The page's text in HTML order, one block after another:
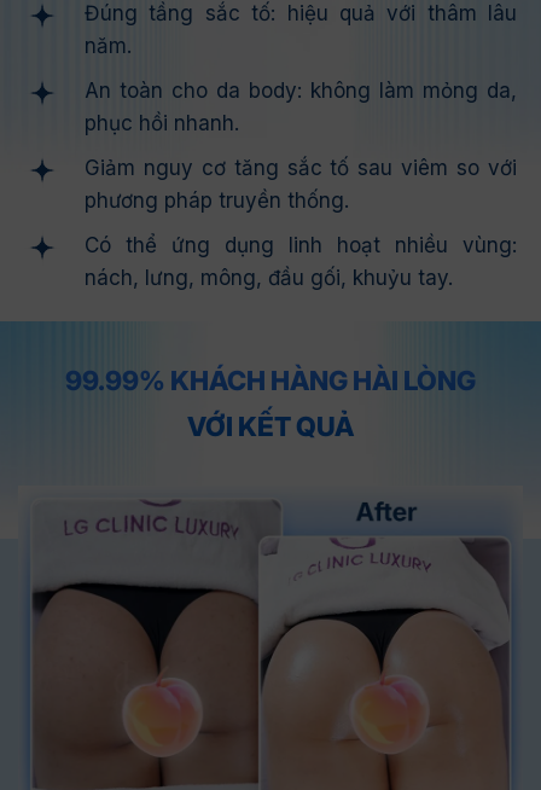
Đúng tầng sắc tố: hiệu quả với thâm lâu
năm.
An toàn cho da body: không làm mỏng da,
phục hồi nhanh.
Giảm nguy cơ tăng sắc tố sau viêm so với
phương pháp truyền thống.
Có thể ứng dụng linh hoạt nhiều vùng:
nách, lưng, mông, đầu gối, khuỷu tay.
99.99% KHÁCH HÀNG HÀI LÒNG
VỚI KẾT QUẢ